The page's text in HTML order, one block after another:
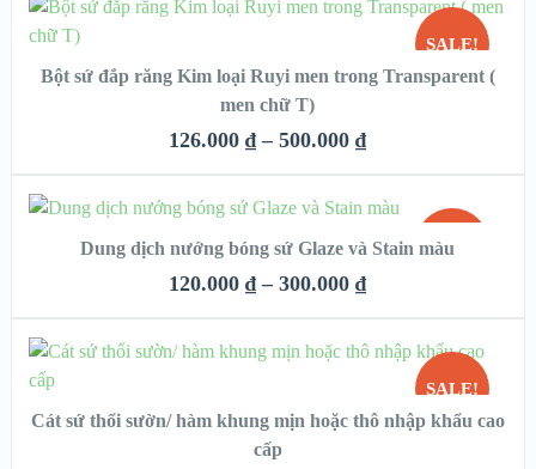
SALE!
QUICK LOOK
VIEW DETAILS
Bột sứ đắp răng Kim loại Ruyi men trong Transparent (
men chữ T)
126.000₫ – 500.000₫
SALE!
QUICK LOOK
CHỌN
Dung dịch nướng bóng sứ Glaze và Stain màu
120.000₫ – 300.000₫
SALE!
QUICK LOOK
Cát sứ thổi sườn/ hàm khung mịn hoặc thô nhập khẩu cao
cấp